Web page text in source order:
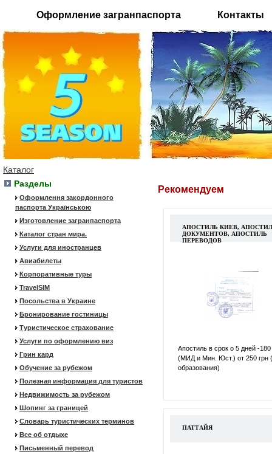
Оформление загранпаспорта Контакты
Каталог
Разделы
Оформлення закордонного
паспорта Українською
Изготовление загранпаспорта
Каталог стран мира.
Услуги для иностранцев
Авиабилеты
Корпоративные туры
TravelSIM
Посольства в Украине
Бронирование гостиницы
Туристическое страхование
Услуги по оформлению виз
Грин кард
Обучение за рубежом
Полезная информация для туристов
Недвижимость за рубежом
Шопинг за границей
Словарь туристических терминов
Все об отдыхе
Письменный перевод
Рекомендуем
АПОСТИЛЬ КИЕВ,
ДОКУМЕНТОВ, АПОСТИЛЬ
ПЕРЕВОДОВ
Апостиль в срок о 5 дней -180
(МИД и Мин. Юст.) от 250 грн
образования)
ПАТТАЙЯ